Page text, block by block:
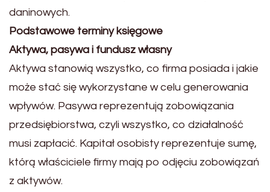
daninowych.
Podstawowe terminy księgowe
Aktywa, pasywa i fundusz własny
Aktywa stanowią wszystko, co firma posiada i jakie
może stać się wykorzystane w celu generowania
wpływów. Pasywa reprezentują zobowiązania
przedsiębiorstwa, czyli wszystko, co działalność
musi zapłacić. Kapitał osobisty reprezentuje sumę,
którą właściciele firmy mają po odjęciu zobowiązań
z aktywów.